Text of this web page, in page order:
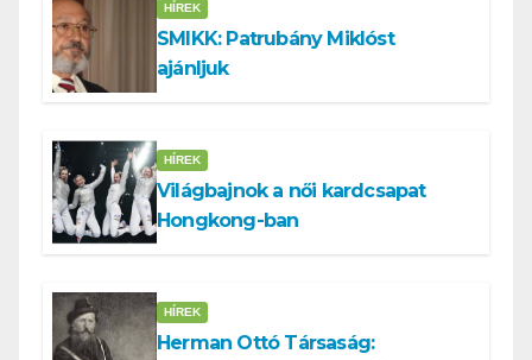
HÍREK
SMIKK: Patrubány Miklóst
ajánljuk
HÍREK
Világbajnok a női kardcsapat
Hongkong-ban
HÍREK
Herman Ottó Társaság: